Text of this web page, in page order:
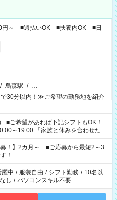
円～ ■週払いOK ■扶養内OK ■日
/ 烏森駅 / …
30分以内！≫ご希望の勤務地を紹介
と休みを合わせた
準備がしたい」 「できれば残業はし
くださいね。 ※Wワーク希望
望する勤務時間と、もう1つのお仕事
間を超える場合は応募できません。
募！】2カ月～ ■ご応募から最短2～3
！
中 / 服装自由 / シフト勤務 / 10名以
し / パソコンスキル不要